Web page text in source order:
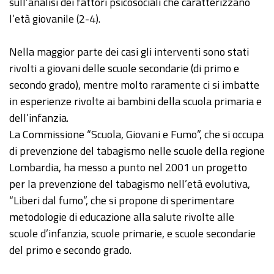
l’età giovanile (2-4).
Nella maggior parte dei casi gli interventi sono stati
rivolti a giovani delle scuole secondarie (di primo e
secondo grado), mentre molto raramente ci si imbatte
in esperienze rivolte ai bambini della scuola primaria e
dell’infanzia.
La Commissione “Scuola, Giovani e Fumo”, che si occupa
di prevenzione del tabagismo nelle scuole della regione
Lombardia, ha messo a punto nel 2001 un progetto
per la prevenzione del tabagismo nell’età evolutiva,
“Liberi dal fumo”, che si propone di sperimentare
metodologie di educazione alla salute rivolte alle
scuole d’infanzia, scuole primarie, e scuole secondarie
del primo e secondo grado.